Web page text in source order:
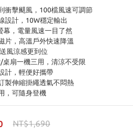
衝擊颶風，100檔風速可調節
設計，10W穩定輸出
幕，電量風速一目了然
片，高溫戶外快速降溫
風涼感更到位
桌扇一機三用，清涼不受限
計，輕便好攜帶
製伸縮掛繩透氣不悶熱
，可隨身登機
NT$1,690